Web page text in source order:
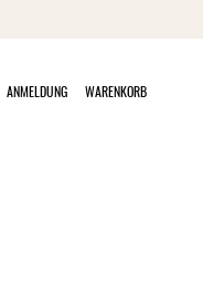
ANMELDUNG WARENKORB